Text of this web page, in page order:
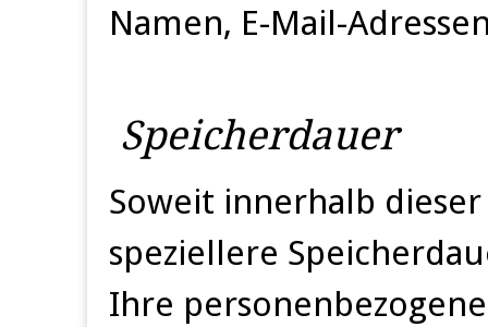
Namen, E-Mail-
Speicherdauer
Soweit innerhalb
speziellere
Ihre